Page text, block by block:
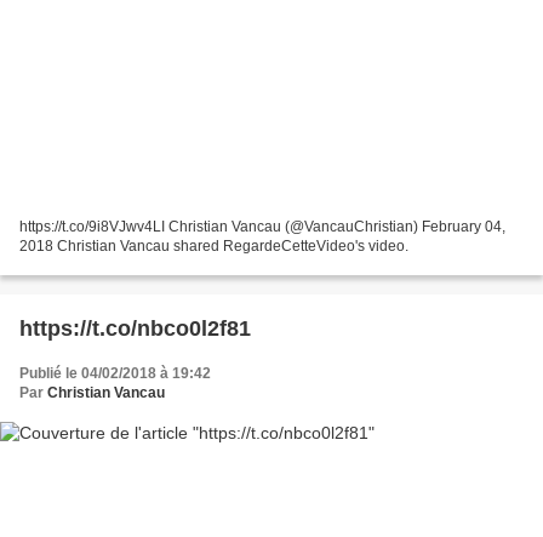
https://t.co/9i8VJwv4LI Christian Vancau (@VancauChristian) February 04,
2018 Christian Vancau shared RegardeCetteVideo's video.
https://t.co/nbco0l2f81
Publié le 04/02/2018 à 19:42
Par Christian Vancau